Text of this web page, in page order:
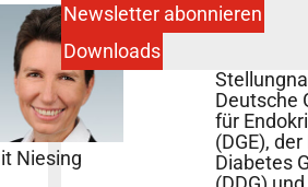
Deutsche
für
(DGE),
Diabetes
Niesing
Newsletter abonnieren
Downloads